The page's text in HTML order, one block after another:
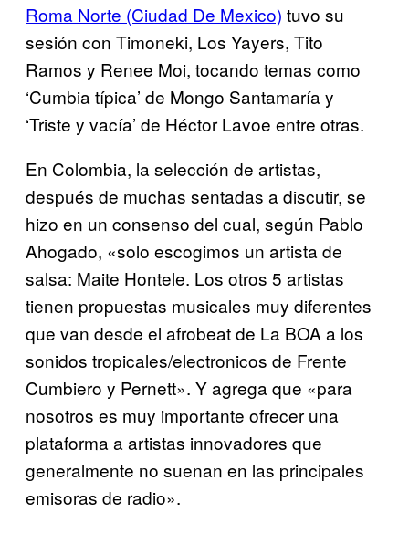
Roma Norte (Ciudad De Mexico) tuvo su
sesión con Timoneki, Los Yayers, Tito
Ramos y Renee Moi, tocando temas como
‘Cumbia típica’ de Mongo Santamaría y
‘Triste y vacía’ de Héctor Lavoe entre otras.
En Colombia, la selección de artistas,
después de muchas sentadas a discutir, se
hizo en un consenso del cual, según Pablo
Ahogado, «solo escogimos un artista de
salsa: Maite Hontele. Los otros 5 artistas
tienen propuestas musicales muy diferentes
que van desde el afrobeat de La BOA a los
sonidos tropicales/electronicos de Frente
Cumbiero y Pernett». Y agrega que «para
nosotros es muy importante ofrecer una
plataforma a artistas innovadores que
generalmente no suenan en las principales
emisoras de radio».